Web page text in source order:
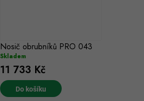
Nosič obrubníků PRO 043
Skladem
11 733 Kč
Do košíku